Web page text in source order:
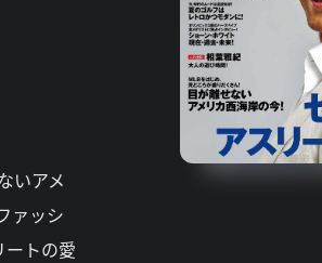
いアメ
ァッシ
ートの愛